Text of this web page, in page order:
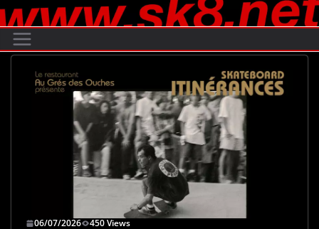
Passer
au
contenu
06/07/2026 450 Views